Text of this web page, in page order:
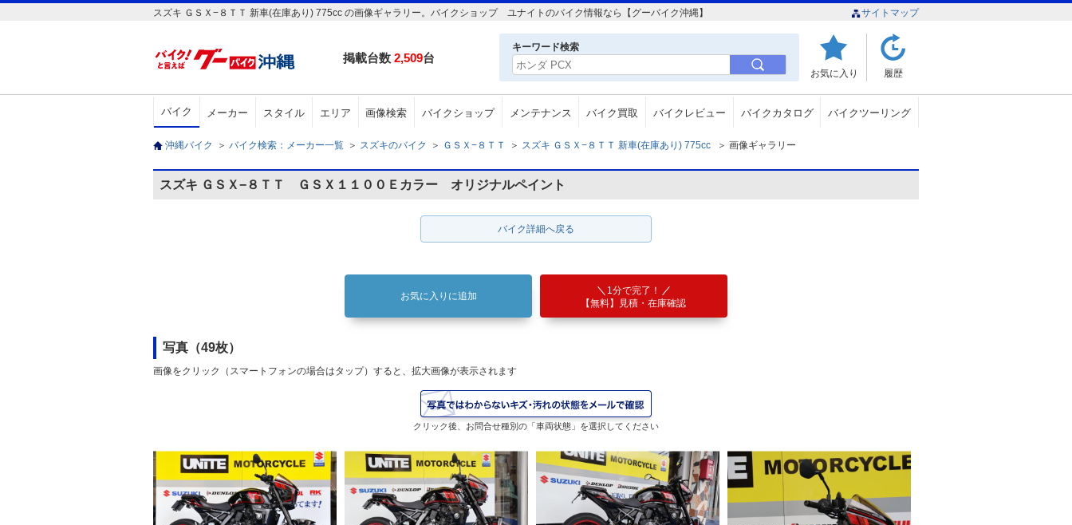
スズキ ＧＳＸ−８ＴＴ 新車(在庫あり) 775cc の画像ギャラリー。バイクショップ ユナイトのバイク情報なら【グーバイク沖縄】 サイトマップ
掲載台数 2,509台
キーワード検索
お気に入り 履歴
バイク メーカー スタイル エリア 画像検索 バイクショップ メンテナンス バイク買取 バイクレビュー バイクカタログ バイクツーリング
沖縄バイク ＞ バイク検索：メーカー一覧 ＞ スズキのバイク ＞ ＧＳＸ−８ＴＴ ＞ スズキ ＧＳＸ−８ＴＴ 新車(在庫あり) 775cc ＞ 画像ギャラリー
スズキ ＧＳＸ−８ＴＴ ＧＳＸ１１００Ｅカラー オリジナルペイント
バイク詳細へ戻る
お気に入りに追加
1分で完了！
【無料】見積・在庫確認
写真（49枚）
画像をクリック（スマートフォンの場合はタップ）すると、拡大画像が表示されます
クリック後、お問合せ種別の「車両状態」を選択してください